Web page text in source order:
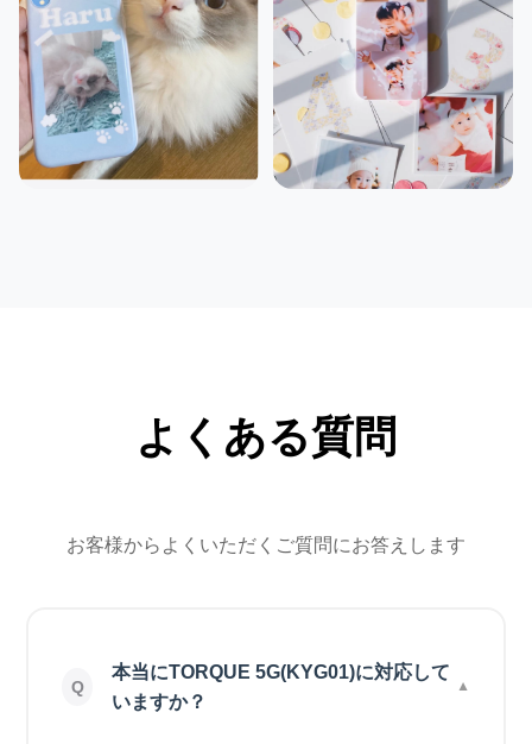
よくある質問
お客様からよくいただくご質問にお答えします
本当にTORQUE 5G(KYG01)に対応して
いますか？